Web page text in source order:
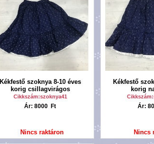
Kékfestő szoknya 8-10 éves
korig csillagvirágos
Cikkszám:szoknya41
Ár: 8000 Ft
Nincs raktáron
Kékfestő
korig
Ár:
Nincs